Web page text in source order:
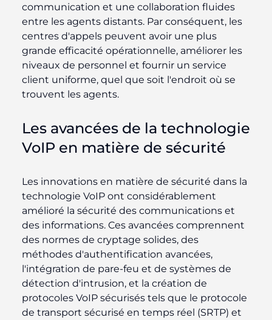
communication et une collaboration fluides
entre les agents distants. Par conséquent, les
centres d'appels peuvent avoir une plus
grande efficacité opérationnelle, améliorer les
niveaux de personnel et fournir un service
client uniforme, quel que soit l'endroit où se
trouvent les agents.
Les avancées de la technologie
VoIP en matière de sécurité
Les innovations en matière de sécurité dans la
technologie VoIP ont considérablement
amélioré la sécurité des communications et
des informations. Ces avancées comprennent
des normes de cryptage solides, des
méthodes d'authentification avancées,
l'intégration de pare-feu et de systèmes de
détection d'intrusion, et la création de
protocoles VoIP sécurisés tels que le protocole
de transport sécurisé en temps réel (SRTP) et